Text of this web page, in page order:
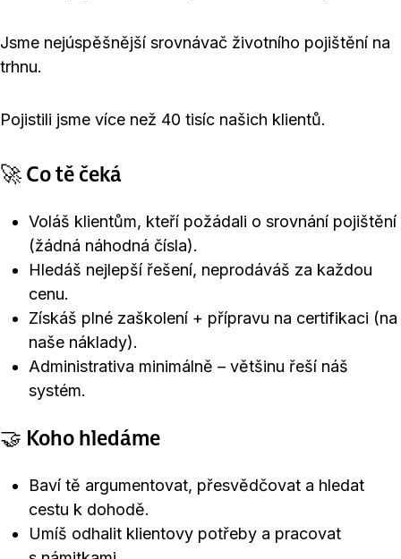
Jsme nejúspěšnější srovnávač životního pojištění na
trhnu.
Pojistili jsme více než 40 tisíc našich klientů.
🚀 Co tě čeká
Voláš klientům, kteří požádali o srovnání pojištění
(žádná náhodná čísla).
Hledáš nejlepší řešení, neprodáváš za každou
cenu.
Získáš plné zaškolení + přípravu na certifikaci (na
naše náklady).
Administrativa minimálně – většinu řeší náš
systém.
🤝 Koho hledáme
Baví tě argumentovat, přesvědčovat a hledat
cestu k dohodě.
Umíš odhalit klientovy potřeby a pracovat